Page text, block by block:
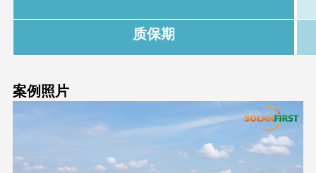
质保期
案例照片